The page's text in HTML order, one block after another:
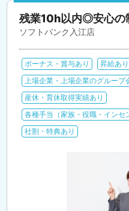
残業10h以内◎安心の
ソフトバンク入江店
ボーナス・賞与あり
昇給あり
上場企業・上場企業のグループ
産休・育休取得実績あり
各種手当（家族・役職・インセ
社割・特典あり